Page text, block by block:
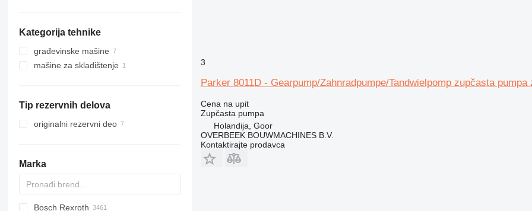
Kategorija tehnike
građevinske mašine
kranovi
mašine za skladištenje
Tip rezervnih delova
originalni rezervni deo
Marka
AS
1604
D-series
Bosch Rexroth
3
Parker 8011D - Gearpump/Zahnradpumpe/Tandwielpomp zupčasta
Cena na upit
Zupčasta pumpa
Holandija, Goor
OVERBEEK BOUWMACHINES B.V.
Kontaktirajte prodavca